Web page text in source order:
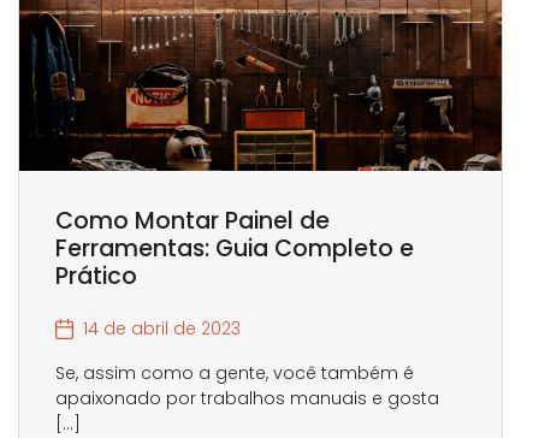
Como Montar Painel de
Ferramentas: Guia Completo e
Prático
14 de abril de 2023
Se, assim como a gente, você também é
apaixonado por trabalhos manuais e gosta
[…]